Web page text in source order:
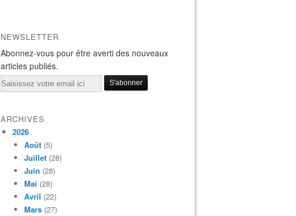
NEWSLETTER
Abonnez-vous pour être averti des nouveaux
articles publiés.
Email
ARCHIVES
2026
Août (5)
Juillet (28)
Juin (28)
Mai (28)
Avril (22)
Mars (27)